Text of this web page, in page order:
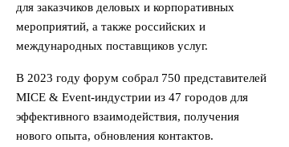
для заказчиков деловых и корпоративных
мероприятий, а также российских и
международных поставщиков услуг.
В 2023 году форум собрал 750 представителей
MICE & Event-индустрии из 47 городов для
эффективного взаимодействия, получения
нового опыта, обновления контактов.